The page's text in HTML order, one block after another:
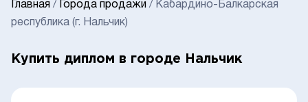
Главная / Города продажи / Кабардино-Балкарская
республика (г. Нальчик)
Купить диплом в городе Нальчик